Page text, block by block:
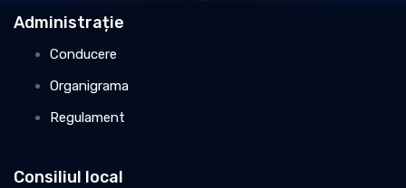
Administrație
Conducere
Organigrama
Regulament
Consiliul local